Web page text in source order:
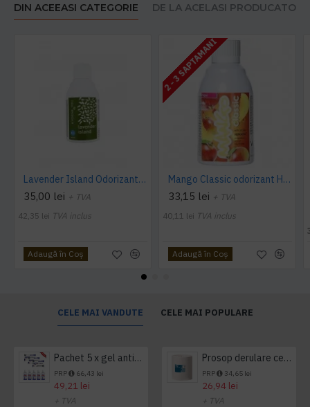
DIN ACEEASI CATEGORIE DE LA ACELASI PRODUCATOR
Lavender Island Odorizant Maxi 243ml Hygiene4You
35,00 lei + TVA
42,35 lei TVA inclus
Adaugă în Coş
2 - 3 SAPTAMANI
Mango Classic odorizant Hygiene 4 You
33,15 lei + TVA
40,11 lei TVA inclus
Adaugă în Coş
CELE MAI VANDUTE CELE MAI POPULARE
Pachet 5 x gel antibacterian 50ml si 3 x Servetele antibacteriene 48 buc Hygienium
PRP 66,43 lei
49,21 lei
+ TVA
Prosop derulare centrala 1 pliu, 300 m Tork
PRP 34,65 lei
26,94 lei
+ TVA